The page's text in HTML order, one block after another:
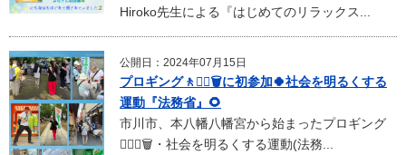
Hiroko先生による『はじめてのリラックス...
公開日：2024年07月15日
プロギング🚶🏃‍♀️🗑️に初参加🍀社会を明るくする
運動『法務省』🌻
市川市、本八幡八幡宮から始まったプロギング
🚶‍🚶‍♀️🗑・社会を明るくする運動(法務...